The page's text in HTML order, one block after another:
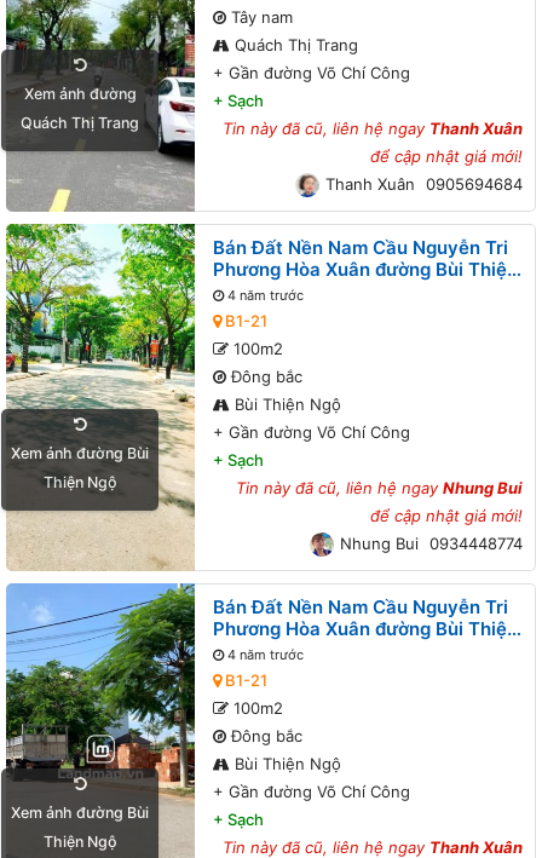
Xem ảnh đường
Quách Thị Trang
Tây nam
Quách Thị Trang
+ Gần đường Võ Chí Công
+ Sạch
Tin này đã cũ, liên hệ ngay Thanh Xuân
để cập nhật giá mới!
Thanh Xuân
0905694684
Xem ảnh đường Bùi
Thiện Ngộ
Bán Đất Nền Nam Cầu Nguyễn Tri
Phương Hòa Xuân đường Bùi Thiện
Ngộ B1-21 lô 8x - Gần đường Võ
Chí Công
4 năm trước
B1-21
100m2
Đông bắc
Bùi Thiện Ngộ
+ Gần đường Võ Chí Công
+ Sạch
Tin này đã cũ, liên hệ ngayNhung Bui
để cập nhật giá mới!
Nhung Bui 0934448774
Xem ảnh đường Bùi
Thiện Ngộ
Bán Đất Nền Nam Cầu Nguyễn Tri
Phương Hòa Xuân đường Bùi Thiện
Ngộ B1-21 lô 8x - Gần đường Võ
Chí Công
4 năm trước
B1-21
100m2
Đông bắc
Bùi Thiện Ngộ
+ Gần đường Võ Chí Công
+ Sạch
Tin này đã cũ, liên hệ ngay Thanh Xuân